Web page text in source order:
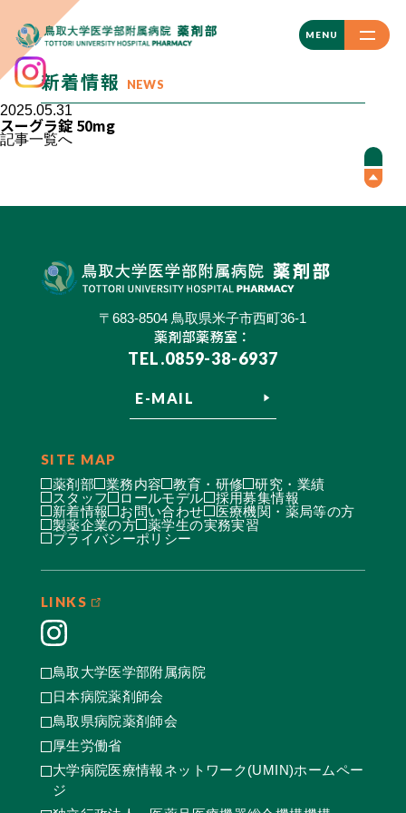
MENU
CLOSE
新着情報 NEWS
2025.05.31
スーグラ錠 50mg
記事一覧へ
〒683-8504 鳥取県米子市西町36-1
薬剤部薬務室：
TEL.0859-38-6937
E-MAIL
SITE MAP
薬剤部 業務内容 教育・研修
研究・業績
スタッフ
ロールモデル
採用募集情報
新着情報
お問い合わせ
医療機関・薬局等の方
製薬企業の方
薬学生の実務実習
プライバシーポリシー
LINKS
鳥取大学医学部附属病院
日本病院薬剤師会
鳥取県病院薬剤師会
厚生労働省
大学病院医療情報ネットワーク(UMIN)ホームペー
ジ